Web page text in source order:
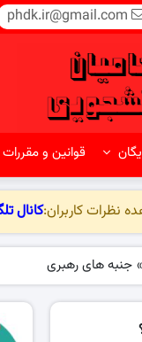
phdk.ir@gmail.com
قوانین و مقررات
نظرات کاربران:کانال
» جنبه های رهبری